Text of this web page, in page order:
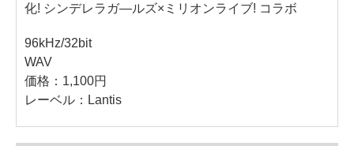
化! シンデレラガ―ルズ×ミリオンライブ! コラボ
96kHz/32bit
WAV
価格：1,100円
レーベル：Lantis